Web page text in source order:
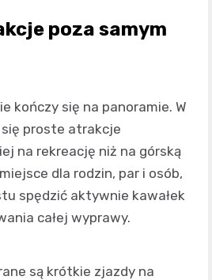
poza samym
kończy się na panoramie. W
proste atrakcje
na rekreację niż na górską
dla rodzin, par i osób,
spędzić aktywnie kawałek
całej wyprawy.
są krótkie zjazdy na